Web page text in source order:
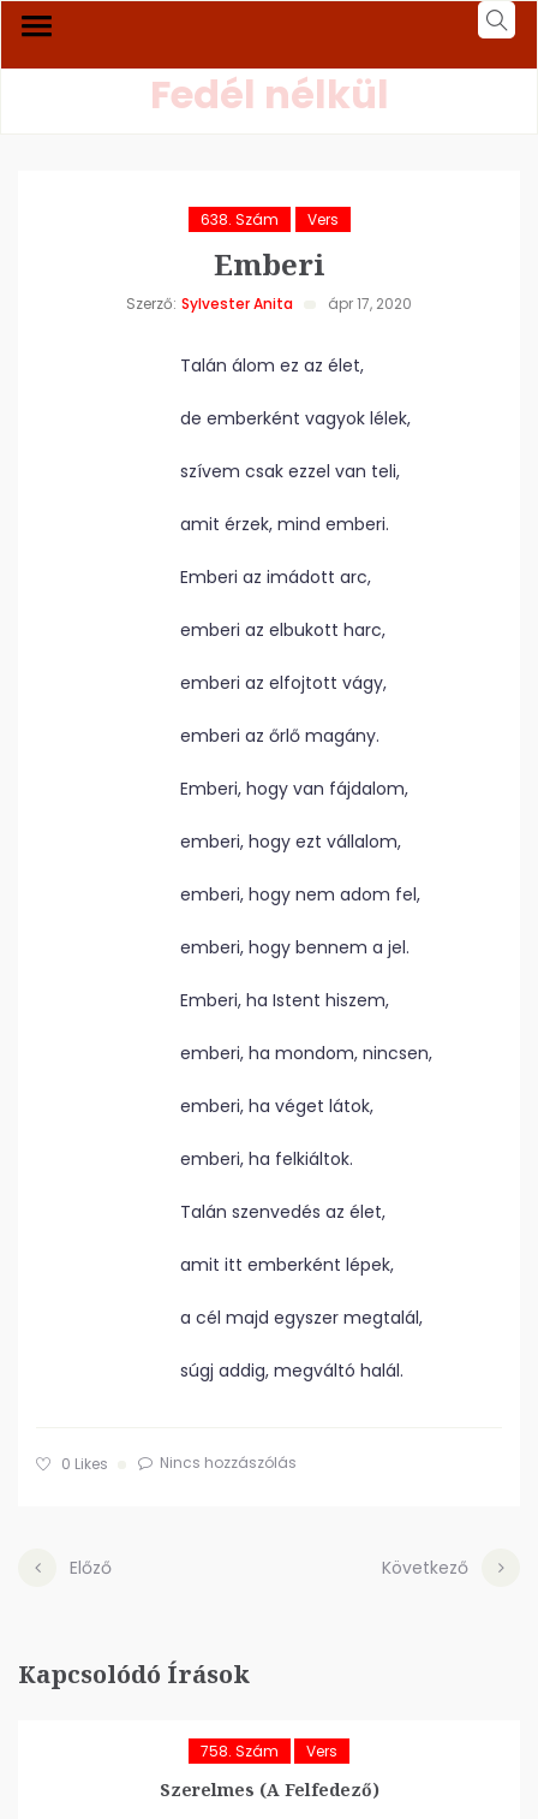
Fedél nélkül
638. Szám Vers
Emberi
Szerző: Sylvester Anita ápr 17, 2020
Talán álom ez az élet,
de emberként vagyok lélek,
szívem csak ezzel van teli,
amit érzek, mind emberi.
Emberi az imádott arc,
emberi az elbukott harc,
emberi az elfojtott vágy,
emberi az őrlő magány.
Emberi, hogy van fájdalom,
emberi, hogy ezt vállalom,
emberi, hogy nem adom fel,
emberi, hogy bennem a jel.
Emberi, ha Istent hiszem,
emberi, ha mondom, nincsen,
emberi, ha véget látok,
emberi, ha felkiáltok.
Talán szenvedés az élet,
amit itt emberként lépek,
a cél majd egyszer megtalál,
súgj addig, megváltó halál.
0 Likes Nincs hozzászólás
Előző Következő
Kapcsolódó Írások
758. Szám Vers
Szerelmes (A Felfedező)